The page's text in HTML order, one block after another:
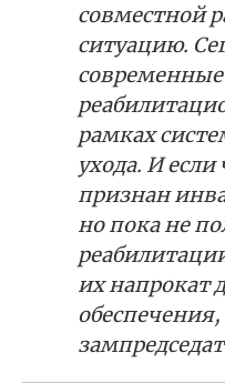
совместной
ситуацию.
рамках
ухода. И
признан
но пока не
их напрокат